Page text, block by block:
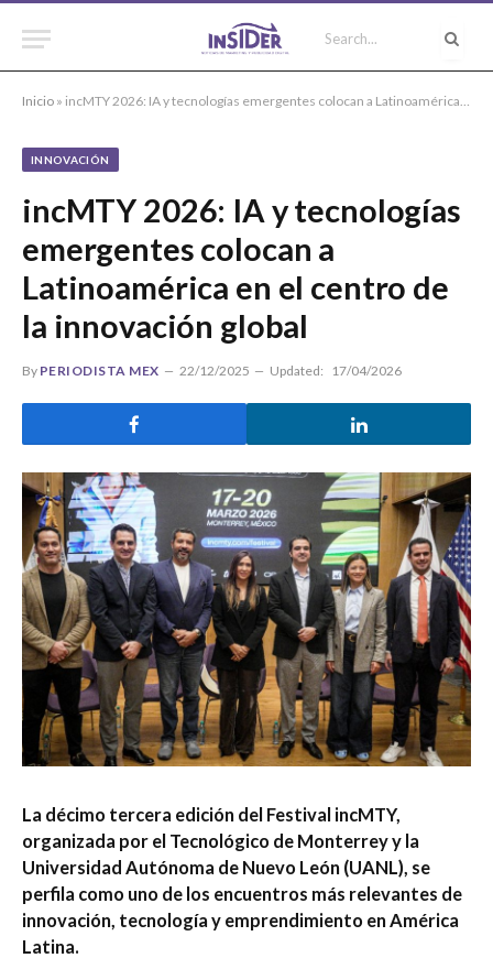
Inicio » incMTY 2026: IA y tecnologías emergentes colocan a Latinoamérica en el centro de la innovación global
INNOVACIÓN
incMTY 2026: IA y tecnologías
emergentes colocan a
Latinoamérica en el centro de
la innovación global
By PERIODISTA MEX 22/12/2025 Updated: 17/04/2026
La décimo tercera edición del Festival incMTY,
organizada por el Tecnológico de Monterrey y la
Universidad Autónoma de Nuevo León (UANL), se
perfila como uno de los encuentros más relevantes de
innovación, tecnología y emprendimiento en América
Latina.